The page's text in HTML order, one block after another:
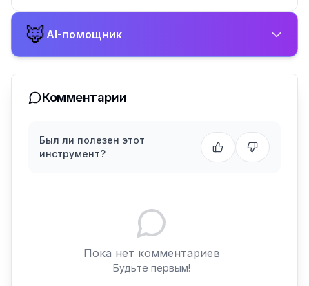
🦊AI-помощник
Комментарии
Был ли полезен этот
инструмент?
Пока нет комментариев
Будьте первым!